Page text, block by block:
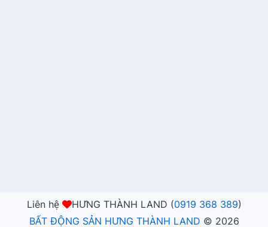
Liên hệ HƯNG THÀNH LAND (0919 368 389)
BẤT ĐỘNG SẢN HƯNG THÀNH LAND © 2026